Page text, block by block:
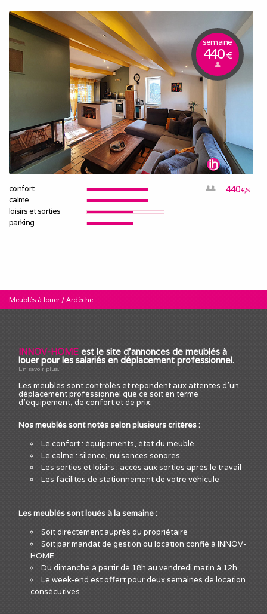
semaine
440€
confort
calme
loisirs et sorties
parking
440€/S
Meublés à louer/ Ardèche
INNOV-HOME est le site d'annonces de meublés à
louer pour les salariés en déplacement professionnel.
En savoir plus.
Les meublés sont contrôlés et répondent aux attentes d'un
déplacement professionnel que ce soit en terme
d'équipement, de confort et de prix.
Nos meublés sont notés selon plusieurs critères :
Le confort : équipements, état du meublé
Le calme : silence, nuisances sonores
Les sorties et loisirs : accès aux sorties après le travail
Les facilités de stationnement de votre véhicule
Les meublés sont loués à la semaine :
Soit directement auprès du propriétaire
Soit par mandat de gestion ou location confié à INNOV-
HOME
Du dimanche à partir de 18h au vendredi matin à 12h
Le week-end est offert pour deux semaines de location
consécutives